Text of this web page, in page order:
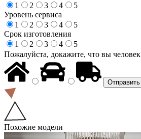
1
2 3 4
5
Уровень сервиса
1
2 3 4
5
Срок изготовления
1
2 3 4
5
Пожалуйста, докажите, что вы
Похожие модели